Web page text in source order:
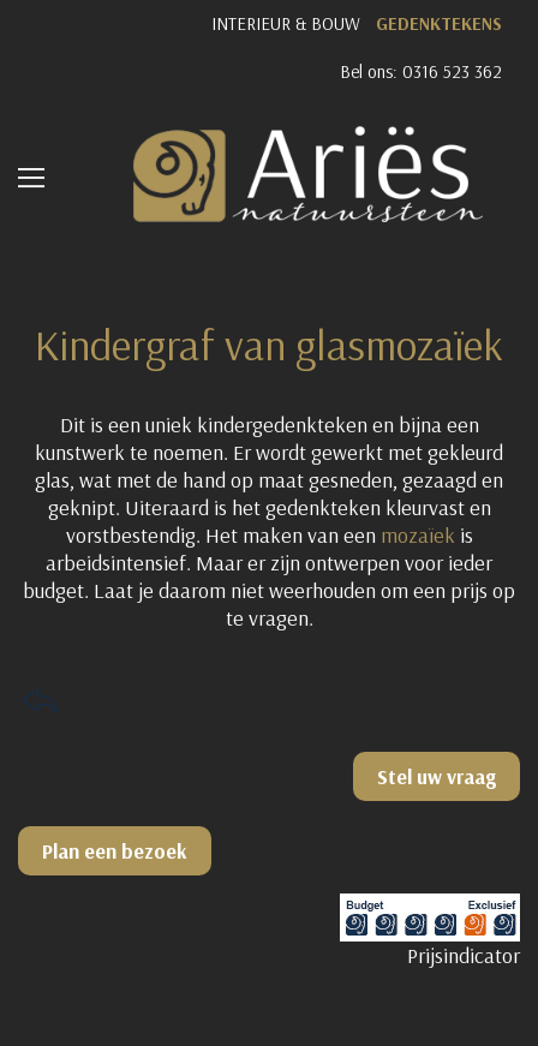
INTERIEUR & BOUW GEDENKTEKENS
Bel ons: 0316 523 362
Kindergraf van glasmozaïek
Dit is een uniek kindergedenkteken en bijna een
kunstwerk te noemen. Er wordt gewerkt met gekleurd
glas, wat met de hand op maat gesneden, gezaagd en
geknipt. Uiteraard is het gedenkteken kleurvast en
vorstbestendig. Het maken van een mozaïek is
arbeidsintensief. Maar er zijn ontwerpen voor ieder
budget. Laat je daarom niet weerhouden om een prijs op
te vragen.
Stel uw vraag
Plan een bezoek
Prijsindicator